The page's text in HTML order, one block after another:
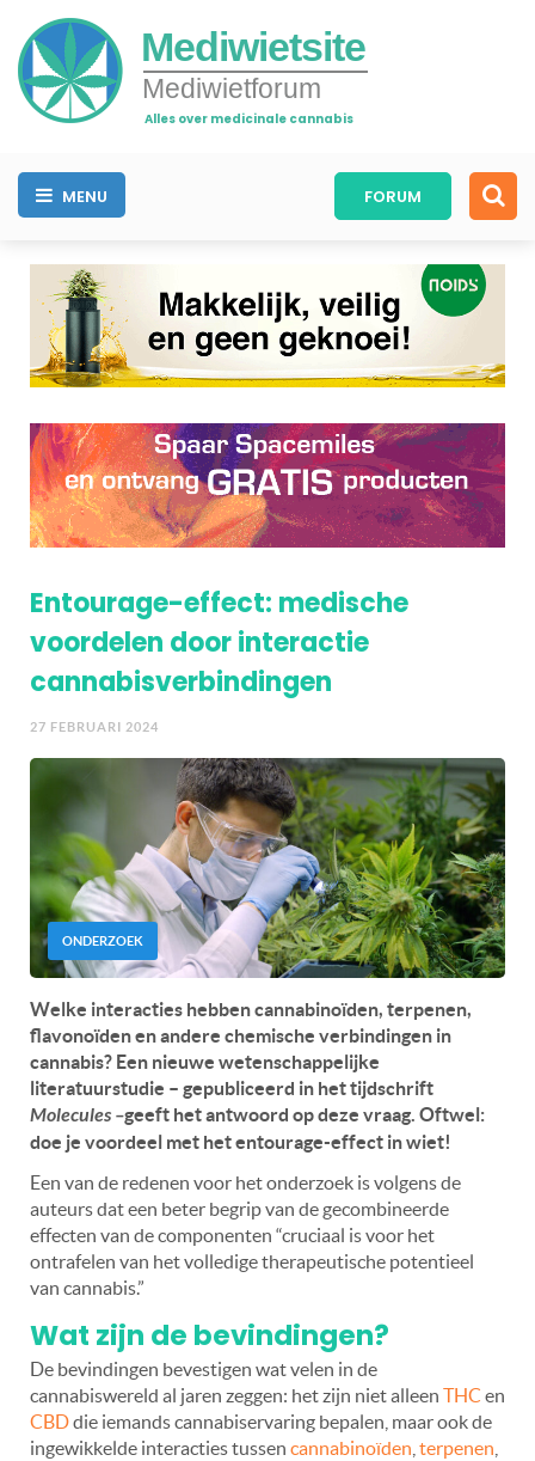
Mediwietsite
Mediwietforum
Alles over medicinale cannabis
MENU FORUM
Entourage-effect: medische
voordelen door interactie
cannabisverbindingen
27 FEBRUARI 2024
ONDERZOEK
Welke interacties hebben cannabinoïden, terpenen,
flavonoïden en andere chemische verbindingen in
cannabis? Een nieuwe wetenschappelijke
literatuurstudie – gepubliceerd in het tijdschrift
Molecules –geeft het antwoord op deze vraag. Oftwel:
doe je voordeel met het entourage-effect in wiet!
Een van de redenen voor het onderzoek is volgens de
auteurs dat een beter begrip van de gecombineerde
effecten van de componenten “cruciaal is voor het
ontrafelen van het volledige therapeutische potentieel
van cannabis.”
Wat zijn de bevindingen?
De bevindingen bevestigen wat velen in de
cannabiswereld al jaren zeggen: het zijn niet alleen THC en
CBDdie iemands cannabiservaring bepalen, maar ook de
ingewikkelde interacties tussen cannabinoïden terpenen